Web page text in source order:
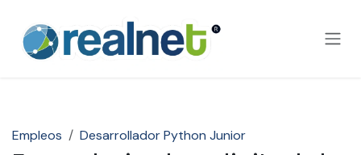
Empleos Desarrollador Python Junior